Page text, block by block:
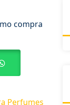
compra
Perfumes